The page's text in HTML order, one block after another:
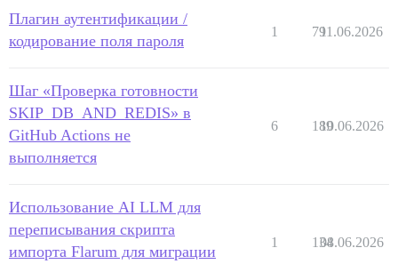
Плагин аутентификации /
кодирование поля пароля
1 7911.06.2026
Шаг «Проверка готовности
SKIP_DB_AND_REDIS» в
GitHub Actions не
выполняется
6 189
10.06.2026
Использование AI LLM для
переписывания скрипта
импорта Flarum для миграции
1 134
08.06.2026